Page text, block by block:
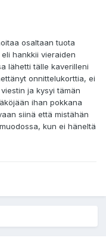
osaltaan tuota
hankkii vieraiden
lähetti tälle kaverilleni
onnittelukorttia, ei
ja kysyi tämän
ihan pokkana
siinä että mistähän
kun ei häneltä